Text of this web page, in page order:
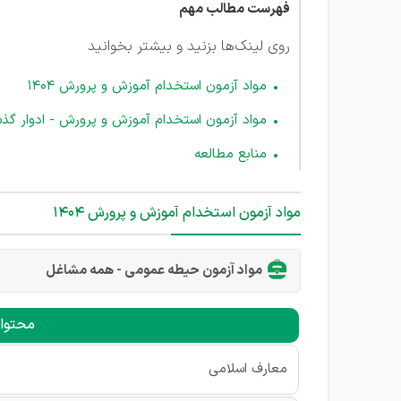
فهرست مطالب مهم
روی لینک‌ها بزنید و بیشتر بخوانید
مواد آزمون استخدام آموزش و پرورش 1404
مواد آزمون استخدام آموزش و پرورش - ادوار
منابع مطالعه
مواد آزمون استخدام آموزش و پرورش 1404
مواد آزمون حیطه عمومی - همه مشاغل
معارف اسلامی